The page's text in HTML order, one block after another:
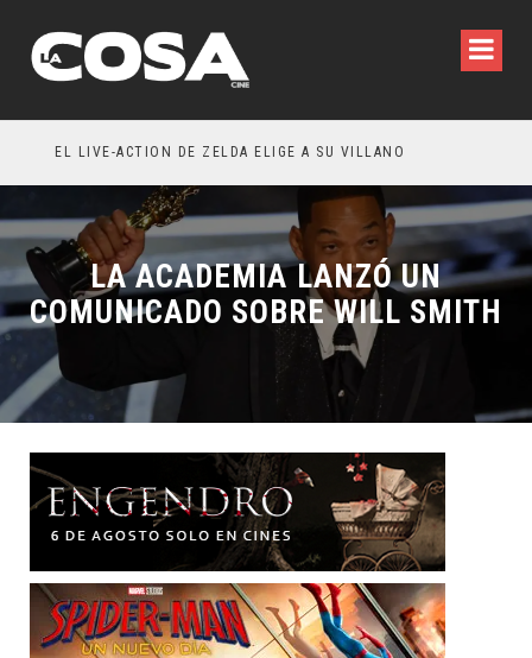
EL LIVE-ACTION DE ZELDA ELIGE A SU VILLANO
LA ACADEMIA LANZÓ UN
COMUNICADO SOBRE WILL SMITH